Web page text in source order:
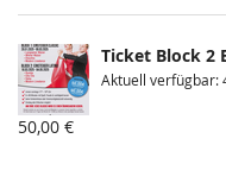
Ticket Block 2
Aktuell verfügbar:
50,00 €